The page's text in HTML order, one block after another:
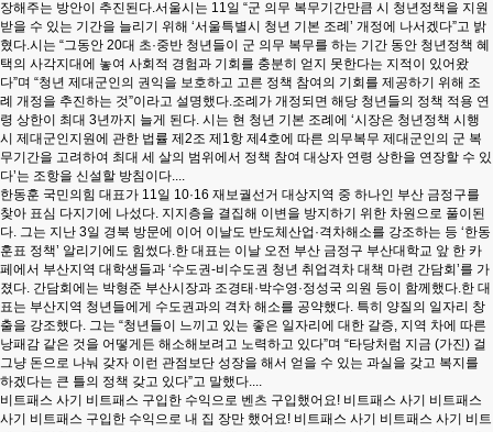
장해주는 방안이 추진된다.서울시는 11일 “군 의무 복무기간만큼 시 청년정책을 지원
받을 수 있는 기간을 늘리기 위해 ‘서울특별시 청년 기본 조례’ 개정에 나서겠다”고 밝
혔다.시는 “그동안 20대 초·중반 청년들이 군 의무 복무를 하는 기간 동안 청년정책 혜
택의 사각지대에 놓여 사회적 경험과 기회를 충분히 얻지 못한다는 지적이 있어왔
다”며 “청년 제대군인의 권익을 보호하고 고른 정책 참여의 기회를 제공하기 위해 조
례 개정을 추진하는 것”이라고 설명했다.조례가 개정되면 해당 청년들의 정책 적용 연
령 상한이 최대 3년까지 늘게 된다. 시는 현 청년 기본 조례에 ‘시장은 청년정책 시행
시 제대군인지원에 관한 법률 제2조 제1항 제4호에 따른 의무복무 제대군인의 군 복
무기간을 고려하여 최대 세 살의 범위에서 정책 참여 대상자 연령 상한을 연장할 수 있
다’는 조항을 신설할 방침이다....
한동훈 국민의힘 대표가 11일 10·16 재보궐선거 대상지역 중 하나인 부산 금정구를
찾아 표심 다지기에 나섰다. 지지층을 결집해 이변을 방지하기 위한 차원으로 풀이된
다. 그는 지난 3일 경북 방문에 이어 이날도 반도체산업·격차해소를 강조하는 등 ‘한동
훈표 정책’ 알리기에도 힘썼다.한 대표는 이날 오전 부산 금정구 부산대학교 앞 한 카
페에서 부산지역 대학생들과 ‘수도권-비수도권 청년 취업격차 대책 마련 간담회’를 가
졌다. 간담회에는 박형준 부산시장과 조경태·박수영·정성국 의원 등이 함께했다.한 대
표는 부산지역 청년들에게 수도권과의 격차 해소를 공약했다. 특히 양질의 일자리 창
출을 강조했다. 그는 “청년들이 느끼고 있는 좋은 일자리에 대한 갈증, 지역 차에 따른
낭패감 같은 것을 어떻게든 해소해보려고 노력하고 있다”며 “타당처럼 지금 (가진) 걸
그냥 돈으로 나눠 갖자 이런 관점보단 성장을 해서 얻을 수 있는 과실을 갖고 복지를
하겠다는 큰 틀의 정책 갖고 있다”고 말했다....
비트패스 사기 비트패스 구입한 수익으로 벤츠 구입했어요! 비트패스 사기 비트패스 사기 비트패스 구입한 수익으로 내 집 장만 했어요! 비트패스 사기 비트패스 사기 비트패스 구입한 수익으로 람보르기니 구입했어요! 비트패스 사기 비트패스 사기 비트패스 구입한 수익으로 내 집 장만 했어요! 비트패스 사기 비트패스 사기 비트패스 구입한 수익으로 내 집 장만 했어요! 비트패스 사기 비트패스 사기 비트패스 구입한 수익으로 신혼집 장만 했어요! 비트패스 사기 비트패스 사기 비트패스 구입한 수익으로 람보르기니 구입했어요! 비트패스 사기 비트패스 사기 비트패스 구입한 수익으로 벤츠 구입했어요! 비트패스 사기 비트패스 사기 비트패스 구입한 수익으로 페라리 구입했어요! 비트패스 사기 비트패스 사기 비트패스 구입한 수익으로 신혼집 장만 했어요! 비트패스 사기 비트패스 사기 비트패스 구입한 수익으로 페라리 구입했어요! 비트패스 사기 비트패스 사기 비트패스 구입한 수익으로 신혼집 장만 했어요! 비트패스 사기 비트패스 사기 비트패스 구입한 수익으로 람보르기니 구입했어요! 비트패스 사기 비트패스 사기 비트패스 구입한 수익으로 신혼집 장만 했어요! 비트패스 사기 비트패스 사기 비트패스 구입한 수익으로 벤츠 구입했어요! 비트패스 사기 비트패스 사기 비트패스 구입한 수익으로 내 집 장만 했어요! 비트패스 사기 비트패스 사기 비트패스 구입한 수익으로 신혼집 장만 했어요! 비트패스 사기 비트패스 사기 비트패스 구입한 수익으로 신혼집 장만 했어요! 비트패스 사기 비트패스 사기 비트패스 구입한 수익으로 벤츠 구입했어요! 비트패스 사기 비트패스 사기 비트패스 구입한 수익으로 페라리 구입했어요! 비트패스 사기 비트패스 사기 비트패스 구입한 수익으로 BMW 구입했어요! 비트패스 사기 비트패스 사기 비트패스 구입한 수익으로 신혼집 장만 했어요! 비트패스 사기 비트패스 사기 비트패스 구입한 수익으로 페라리 구입했어요! 비트패스 사기 비트패스 사기 비트패스 구입한 수익으로 신혼집 장만 했어요! 비트패스 사기 비트패스 사기 비트패스 구입한 수익으로 내 집 장만 했어요! 비트패스 사기 비트패스 사기 비트패스 구입한 수익으로 벤츠 구입했어요! 비트패스 사기 비트패스 사기 비트패스 구입한 수익으로 신혼집 장만 했어요! 비트패스 사기 비트패스 사기 비트패스 구입한 수익으로 BMW 구입했어요! 비트패스 사기 비트패스 사기 비트패스 구입한 수익으로 신혼집 장만 했어요! 비트패스 사기 비트패스 사기 비트패스 구입한 수익으로 페라리 구입했어요! 비트패스 사기 비트패스 사기 비트패스 구입한 수익으로 내 집 장만 했어요! 비트패스 사기 비트패스 사기 비트패스 구입한 수익으로 벤츠 구입했어요! 비트패스 사기 비트패스 사기 비트패스 구입한 수익으로 신혼집 장만 했어요! 비트패스 사기 비트패스 사기 비트패스 구입한 수익으로 BMW 구입했어요! 비트패스 사기 비트패스 사기 비트패스 구입한 수익으로 BMW 구입했어요! 비트패스 사기 비트패스 사기 비트패스 구입한 수익으로 BMW 구입했어요! 비트패스 사기 비트패스 사기 비트패스 구입한 수익으로 신혼집 장만 했어요! 비트패스 사기 비트패스 사기 비트패스 구입한 수익으로 신혼집 장만 했어요! 비트패스 사기 비트패스 사기 비트패스 구입한 수익으로 BMW 구입했어요! 비트패스 사기 비트패스 사기 비트패스 구입한 수익으로 페라리 구입했어요! 비트패스 사기 비트패스 사기 비트패스 구입한 수익으로 신혼집 장만 했어요! 비트패스 사기 비트패스 사기 비트패스 구입한 수익으로 벤츠 구입했어요! 비트패스 사기 비트패스 사기 비트패스 구입한 수익으로 신혼집 장만 했어요! 비트패스 사기 비트패스 사기 비트패스 구입한 수익으로 신혼집 장만 했어요! 비트패스 사기 비트패스 사기 비트패스 구입한 수익으로 BMW 구입했어요! 비트패스 사기 비트패스 사기 비트패스 구입한 수익으로 신혼집 장만 했어요! 비트패스 사기 비트패스 사기 비트패스 구입한 수익으로 벤츠 구입했어요! 비트패스 사기 비트패스 사기 비트패스 구입한 수익으로 람보르기니 구입했어요! 비트패스 사기 비트패스 사기 비트패스 구입한 수익으로 BMW 구입했어요! 비트패스 사기 비트패스 사기 비트패스 구입한 수익으로 내 집 장만 했어요! 비트패스 사기 비트패스 사기 비트패스 구입한 수익으로 내 집 장만 했어요! 비트패스 사기 비트패스 사기 비트패스 구입한 수익으로 BMW 구입했어요! 비트패스 사기 비트패스 사기 비트패스 구입한 수익으로 벤츠 구입했어요! 비트패스 사기 비트패스 사기 비트패스 구입한 수익으로 내 집 장만 했어요! 비트패스 사기 비트패스 사기 비트패스 구입한 수익으로 내 집 장만 했어요! 비트패스 사기 비트패스 사기 비트패스 구입한 수익으로 내 집 장만 했어요! 비트패스 사기 비트패스 사기 비트패스 구입한 수익으로 신혼집 장만 했어요! 비트패스 사기 비트패스 사기 비트패스 구입한 수익으로 벤츠 구입했어요! 비트패스 사기 비트패스 사기 비트패스 구입한 수익으로 페라리 구입했어요! 비트패스 사기 비트패스 사기 비트패스 구입한 수익으로 벤츠 구입했어요! 비트패스 사기 비트패스 사기 비트패스 구입한 수익으로 신혼집 장만 했어요! 비트패스 사기 비트패스 사기 비트패스 구입한 수익으로 신혼집 장만 했어요! 비트패스 사기 비트패스 사기 비트패스 구입한 수익으로 페라리 구입했어요! 비트패스 사기 비트패스 사기 비트패스 구입한 수익으로 BMW 구입했어요! 비트패스 사기 비트패스 사기 비트패스 구입한 수익으로 람보르기니 구입했어요! 비트패스 사기 비트패스 사기 비트패스 구입한 수익으로 람보르기니 구입했어요! 비트패스 사기 비트패스 사기 비트패스 구입한 수익으로 벤츠 구입했어요! 비트패스 사기 비트패스 사기 비트패스 구입한 수익으로 신혼집 장만 했어요! 비트패스 사기 비트패스 사기 비트패스 구입한 수익으로 신혼집 장만 했어요! 비트패스 사기 비트패스 사기 비트패스 구입한 수익으로 BMW 구입했어요! 비트패스 사기 비트패스 사기 비트패스 구입한 수익으로 람보르기니 구입했어요! 비트패스 사기 비트패스 사기 비트패스 구입한 수익으로 페라리 구입했어요! 비트패스 사기 비트패스 사기 비트패스 구입한 수익으로 내 집 장만 했어요! 비트패스 사기 비트패스 사기 비트패스 구입한 수익으로 람보르기니 구입했어요! 비트패스 사기 비트패스 사기 비트패스 구입한 수익으로 신혼집 장만 했어요! 비트패스 사기 비트패스 사기 비트패스 구입한 수익으로 BMW 구입했어요! 비트패스 사기 비트패스 사기 비트패스 구입한 수익으로 BMW 구입했어요! 비트패스 사기 비트패스 사기 비트패스 구입한 수익으로 벤츠 구입했어요! 비트패스 사기 비트패스 사기 비트패스 구입한 수익으로 신혼집 장만 했어요! 비트패스 사기 비트패스 사기 비트패스 구입한 수익으로 내 집 장만 했어요! 비트패스 사기 비트패스 사기 비트패스 구입한 수익으로 신혼집 장만 했어요! 비트패스 사기 비트패스 사기 비트패스 구입한 수익으로 람보르기니 구입했어요! 비트패스 사기 비트패스 사기 비트패스 구입한 수익으로 페라리 구입했어요! 비트패스 사기 비트패스 사기 비트패스 구입한 수익으로 페라리 구입했어요! 비트패스 사기 비트패스 사기 비트패스 구입한 수익으로 내 집 장만 했어요! 비트패스 사기 비트패스 사기 비트패스 구입한 수익으로 신혼집 장만 했어요! 비트패스 사기 비트패스 사기 비트패스 구입한 수익으로 BMW 구입했어요! 비트패스 사기 비트패스 사기 비트패스 구입한 수익으로 람보르기니 구입했어요! 비트패스 사기 비트패스 사기 비트패스 구입한 수익으로 벤츠 구입했어요! 비트패스 사기 비트패스 사기 비트패스 구입한 수익으로 신혼집 장만 했어요! 비트패스 사기 비트패스 사기 비트패스 구입한 수익으로 내 집 장만 했어요! 비트패스 사기 비트패스 사기 비트패스 구입한 수익으로 벤츠 구입했어요! 비트패스 사기 비트패스 사기 비트패스 구입한 수익으로 신혼집 장만 했어요! 비트패스 사기 비트패스 사기 비트패스 구입한 수익으로 내 집 장만 했어요! 비트패스 사기 비트패스 사기 비트패스 구입한 수익으로 벤츠 구입했어요! 비트패스 사기 비트패스 사기 비트패스 구입한 수익으로 벤츠 구입했어요! 비트패스 사기 비트패스 사기 비트패스 구입한 수익으로 신혼집 장만 했어요! 비트패스 사기 비트패스 사기 비트패스 구입한 수익으로 페라리 구입했어요! 비트패스 사기 비트패스 사기 비트패스 구입한 수익으로 벤츠 구입했어요! 비트패스 사기 비트패스 사기 비트패스 구입한 수익으로 내 집 장만 했어요! 비트패스 사기 비트패스 사기 비트패스 구입한 수익으로 신혼집 장만 했어요! 비트패스 사기 비트패스 사기 비트패스 구입한 수익으로 람보르기니 구입했어요! 비트패스 사기 비트패스 사기 비트패스 구입한 수익으로 내 집 장만 했어요! 비트패스 사기 비트패스 사기 비트패스 구입한 수익으로 페라리 구입했어요! 비트패스 사기 비트패스 사기 비트패스 구입한 수익으로 람보르기니 구입했어요! 비트패스 사기 비트패스 사기 비트패스 구입한 수익으로 벤츠 구입했어요! 비트패스 사기 비트패스 사기 비트패스 구입한 수익으로 신혼집 장만 했어요! 비트패스 사기 비트패스 사기 비트패스 구입한 수익으로 페라리 구입했어요! 비트패스 사기 비트패스 사기 비트패스 구입한 수익으로 벤츠 구입했어요! 비트패스 사기 비트패스 사기 비트패스 구입한 수익으로 신혼집 장만 했어요! 비트패스 사기 비트패스 사기 비트패스 구입한 수익으로 벤츠 구입했어요! 비트패스 사기 비트패스 사기 비트패스 구입한 수익으로 내 집 장만 했어요! 비트패스 사기 비트패스 사기 비트패스 구입한 수익으로 BMW 구입했어요! 비트패스 사기 비트패스 사기 비트패스 구입한 수익으로 신혼집 장만 했어요! 비트패스 사기 비트패스 사기 비트패스 구입한 수익으로 신혼집 장만 했어요! 비트패스 사기 비트패스 사기 비트패스 구입한 수익으로 페라리 구입했어요! 비트패스 사기 비트패스 사기 비트패스 구입한 수익으로 페라리 구입했어요! 비트패스 사기 비트패스 사기 비트패스 구입한 수익으로 신혼집 장만 했어요! 비트패스 사기 비트패스 사기 비트패스 구입한 수익으로 람보르기니 구입했어요! 비트패스 사기 비트패스 사기 비트패스 구입한 수익으로 신혼집 장만 했어요! 비트패스 사기 비트패스 사기 비트패스 구입한 수익으로 신혼집 장만 했어요! 비트패스 사기 비트패스 사기 비트패스 구입한 수익으로 신혼집 장만 했어요! 비트패스 사기 비트패스 사기 비트패스 구입한 수익으로 람보르기니 구입했어요! 비트패스 사기 비트패스 사기 비트패스 구입한 수익으로 내 집 장만 했어요! 비트패스 사기 비트패스 사기 비트패스 구입한 수익으로 벤츠 구입했어요! 비트패스 사기 비트패스 사기 비트패스 구입한 수익으로 내 집 장만 했어요! 비트패스 사기 비트패스 사기 비트패스 구입한 수익으로 내 집 장만 했어요! 비트패스 사기 비트패스 사기 비트패스 구입한 수익으로 람보르기니 구입했어요! 비트패스 사기 비트패스 사기 비트패스 구입한 수익으로 내 집 장만 했어요! 비트패스 사기 비트패스 사기 비트패스 구입한 수익으로 페라리 구입했어요! 비트패스 사기 비트패스 사기 비트패스 구입한 수익으로 페라리 구입했어요! 비트패스 사기 비트패스 사기 비트패스 구입한 수익으로 벤츠 구입했어요! 비트패스 사기 비트패스 사기 비트패스 구입한 수익으로 BMW 구입했어요! 비트패스 사기 비트패스 사기 비트패스 구입한 수익으로 신혼집 장만 했어요! 비트패스 사기 비트패스 사기 비트패스 구입한 수익으로 람보르기니 구입했어요! 비트패스 사기 비트패스 사기 비트패스 구입한 수익으로 페라리 구입했어요! 비트패스 사기 비트패스 사기 비트패스 구입한 수익으로 내 집 장만 했어요! 비트패스 사기 비트패스 사기 비트패스 구입한 수익으로 신혼집 장만 했어요! 비트패스 사기 비트패스 사기 비트패스 구입한 수익으로 벤츠 구입했어요! 비트패스 사기 비트패스 사기 비트패스 구입한 수익으로 벤츠 구입했어요! 비트패스 사기 비트패스 사기 비트패스 구입한 수익으로 람보르기니 구입했어요! 비트패스 사기 비트패스 사기 비트패스 구입한 수익으로 신혼집 장만 했어요! 비트패스 사기 비트패스 사기 비트패스 구입한 수익으로 내 집 장만 했어요! 비트패스 사기 비트패스 사기 비트패스 구입한 수익으로 페라리 구입했어요! 비트패스 사기 비트패스 사기 비트패스 구입한 수익으로 람보르기니 구입했어요! 비트패스 사기 비트패스 사기 비트패스 구입한 수익으로 신혼집 장만 했어요! 비트패스 사기 비트패스 사기 비트패스 구입한 수익으로 페라리 구입했어요! 비트패스 사기 비트패스 사기 비트패스 구입한 수익으로 페라리 구입했어요! 비트패스 사기 비트패스 사기 비트패스 구입한 수익으로 페라리 구입했어요! 비트패스 사기 비트패스 사기 비트패스 구입한 수익으로 신혼집 장만 했어요! 비트패스 사기 비트패스 사기 비트패스 구입한 수익으로 BMW 구입했어요! 비트패스 사기 비트패스 사기 비트패스 구입한 수익으로 BMW 구입했어요! 비트패스 사기 비트패스 사기 비트패스 구입한 수익으로 벤츠 구입했어요! 비트패스 사기 비트패스 사기 비트패스 구입한 수익으로 BMW 구입했어요! 비트패스 사기 비트패스 사기 비트패스 구입한 수익으로 신혼집 장만 했어요! 비트패스 사기 비트패스 사기 비트패스 구입한 수익으로 BMW 구입했어요! 비트패스 사기 비트패스 사기 비트패스 구입한 수익으로 BMW 구입했어요! 비트패스 사기 비트패스 사기 비트패스 구입한 수익으로 람보르기니 구입했어요! 비트패스 사기 비트패스 사기 비트패스 구입한 수익으로 BMW 구입했어요! 비트패스 사기 비트패스 사기 비트패스 구입한 수익으로 신혼집 장만 했어요! 비트패스 사기 비트패스 사기 비트패스 구입한 수익으로 BMW 구입했어요! 비트패스 사기 비트패스 사기 비트패스 구입한 수익으로 내 집 장만 했어요! 비트패스 사기 비트패스 사기 비트패스 구입한 수익으로 벤츠 구입했어요! 비트패스 사기 비트패스 사기 비트패스 구입한 수익으로 페라리 구입했어요! 비트패스 사기 비트패스 사기 비트패스 구입한 수익으로 페라리 구입했어요! 비트패스 사기 비트패스 사기 비트패스 구입한 수익으로 내 집 장만 했어요! 비트패스 사기 비트패스 사기 비트패스 구입한 수익으로 페라리 구입했어요! 비트패스 사기 비트패스 사기 비트패스 구입한 수익으로 벤츠 구입했어요! 비트패스 사기 비트패스 사기 비트패스 구입한 수익으로 신혼집 장만 했어요! 비트패스 사기 비트패스 사기 비트패스 구입한 수익으로 BMW 구입했어요! 비트패스 사기 비트패스 사기 비트패스 구입한 수익으로 페라리 구입했어요! 비트패스 사기 비트패스 사기 비트패스 구입한 수익으로 신혼집 장만 했어요! 비트패스 사기 비트패스 사기 비트패스 구입한 수익으로 벤츠 구입했어요! 비트패스 사기 비트패스 사기 비트패스 구입한 수익으로 신혼집 장만 했어요! 비트패스 사기 비트패스 사기 비트패스 구입한 수익으로 벤츠 구입했어요! 비트패스 사기 비트패스 사기 비트패스 구입한 수익으로 페라리 구입했어요! 비트패스 사기 비트패스 사기 비트패스 구입한 수익으로 람보르기니 구입했어요! 비트패스 사기 비트패스 사기 비트패스 구입한 수익으로 신혼집 장만 했어요! 비트패스 사기 비트패스 사기 비트패스 구입한 수익으로 신혼집 장만 했어요! 비트패스 사기 비트패스 사기 비트패스 구입한 수익으로 람보르기니 구입했어요! 비트패스 사기 비트패스 사기 비트패스 구입한 수익으로 람보르기니 구입했어요! 비트패스 사기 비트패스 사기 비트패스 구입한 수익으로 벤츠 구입했어요! 비트패스 사기 비트패스 사기 비트패스 구입한 수익으로 람보르기니 구입했어요! 비트패스 사기 비트패스 사기 비트패스 구입한 수익으로 페라리 구입했어요! 비트패스 사기 비트패스 사기 비트패스 구입한 수익으로 BMW 구입했어요! 비트패스 사기 비트패스 사기 비트패스 구입한 수익으로 내 집 장만 했어요! 비트패스 사기 비트패스 사기 비트패스 구입한 수익으로 BMW 구입했어요! 비트패스 사기 비트패스 사기 비트패스 구입한 수익으로 람보르기니 구입했어요! 비트패스 사기 비트패스 사기 비트패스 구입한 수익으로 벤츠 구입했어요! 비트패스 사기 비트패스 사기 비트패스 구입한 수익으로 벤츠 구입했어요! 비트패스 사기 비트패스 사기 비트패스 구입한 수익으로 페라리 구입했어요! 비트패스 사기 비트패스 사기 비트패스 구입한 수익으로 BMW 구입했어요! 비트패스 사기 비트패스 사기 비트패스 구입한 수익으로 신혼집 장만 했어요! 비트패스 사기 비트패스 사기 비트패스 구입한 수익으로 내 집 장만 했어요! 비트패스 사기 비트패스 사기 비트패스 구입한 수익으로 페라리 구입했어요! 비트패스 사기 비트패스 사기 비트패스 구입한 수익으로 내 집 장만 했어요! 비트패스 사기 비트패스 사기 비트패스 구입한 수익으로 페라리 구입했어요! 비트패스 사기 비트패스 사기 비트패스 구입한 수익으로 벤츠 구입했어요! 비트패스 사기 비트패스 사기 비트패스 구입한 수익으로 페라리 구입했어요! 비트패스 사기 비트패스 사기 비트패스 구입한 수익으로 신혼집 장만 했어요! 비트패스 사기 비트패스 사기 비트패스 구입한 수익으로 내 집 장만 했어요! 비트패스 사기 비트패스 사기 비트패스 구입한 수익으로 신혼집 장만 했어요! 비트패스 사기 비트패스 사기 비트패스 구입한 수익으로 페라리 구입했어요! 비트패스 사기 비트패스 사기 비트패스 구입한 수익으로 페라리 구입했어요! 비트패스 사기 비트패스 사기 비트패스 구입한 수익으로 벤츠 구입했어요! 비트패스 사기 비트패스 사기 비트패스 구입한 수익으로 람보르기니 구입했어요! 비트패스 사기 비트패스 사기 비트패스 구입한 수익으로 신혼집 장만 했어요! 비트패스 사기 비트패스 사기 비트패스 구입한 수익으로 신혼집 장만 했어요! 비트패스 사기 비트패스 사기 비트패스 구입한 수익으로 페라리 구입했어요! 비트패스 사기 비트패스 사기 비트패스 구입한 수익으로 BMW 구입했어요! 비트패스 사기 비트패스 사기 비트패스 구입한 수익으로 신혼집 장만 했어요! 비트패스 사기 비트패스 사기 비트패스 구입한 수익으로 BMW 구입했어요! 비트패스 사기 비트패스 사기 비트패스 구입한 수익으로 신혼집 장만 했어요! 비트패스 사기 비트패스 사기 비트패스 구입한 수익으로 페라리 구입했어요! 비트패스 사기 비트패스 사기 비트패스 구입한 수익으로 신혼집 장만 했어요! 비트패스 사기 비트패스 사기 비트패스 구입한 수익으로 신혼집 장만 했어요! 비트패스 사기 비트패스 사기 비트패스 구입한 수익으로 내 집 장만 했어요! 비트패스 사기 비트패스 사기 비트패스 구입한 수익으로 BMW 구입했어요! 비트패스 사기 비트패스 사기 비트패스 구입한 수익으로 신혼집 장만 했어요! 비트패스 사기 비트패스 사기 비트패스 구입한 수익으로 벤츠 구입했어요! 비트패스 사기 비트패스 사기 비트패스 구입한 수익으로 BMW 구입했어요! 비트패스 사기 비트패스 사기 비트패스 구입한 수익으로 신혼집 장만 했어요! 비트패스 사기 비트패스 사기 비트패스 구입한 수익으로 람보르기니 구입했어요! 비트패스 사기 비트패스 사기 비트패스 구입한 수익으로 람보르기니 구입했어요! 비트패스 사기 비트패스 사기 비트패스 구입한 수익으로 내 집 장만 했어요! 비트패스 사기 비트패스 사기 비트패스 구입한 수익으로 내 집 장만 했어요! 비트패스 사기 비트패스 사기 비트패스 구입한 수익으로 신혼집 장만 했어요! 비트패스 사기 비트패스 사기 비트패스 구입한 수익으로 신혼집 장만 했어요! 비트패스 사기 비트패스 사기 비트패스 구입한 수익으로 신혼집 장만 했어요! 비트패스 사기 비트패스 사기 비트패스 구입한 수익으로 신혼집 장만 했어요! 비트패스 사기 비트패스 사기 비트패스 구입한 수익으로 페라리 구입했어요! 비트패스 사기 비트패스 사기 비트패스 구입한 수익으로 람보르기니 구입했어요! 비트패스 사기 비트패스 사기 비트패스 구입한 수익으로 람보르기니 구입했어요! 비트패스 사기 비트패스 사기 비트패스 구입한 수익으로 람보르기니 구입했어요! 비트패스 사기 비트패스 사기 비트패스 구입한 수익으로 람보르기니 구입했어요! 비트패스 사기 비트패스 사기 비트패스 구입한 수익으로 페라리 구입했어요! 비트패스 사기 비트패스 사기 비트패스 구입한 수익으로 람보르기니 구입했어요! 비트패스 사기 비트패스 사기 비트패스 구입한 수익으로 벤츠 구입했어요! 비트패스 사기 비트패스 사기 비트패스 구입한 수익으로 페라리 구입했어요! 비트패스 사기 비트패스 사기 비트패스 구입한 수익으로 신혼집 장만 했어요! 비트패스 사기 비트패스 사기 비트패스 구입한 수익으로 람보르기니 구입했어요